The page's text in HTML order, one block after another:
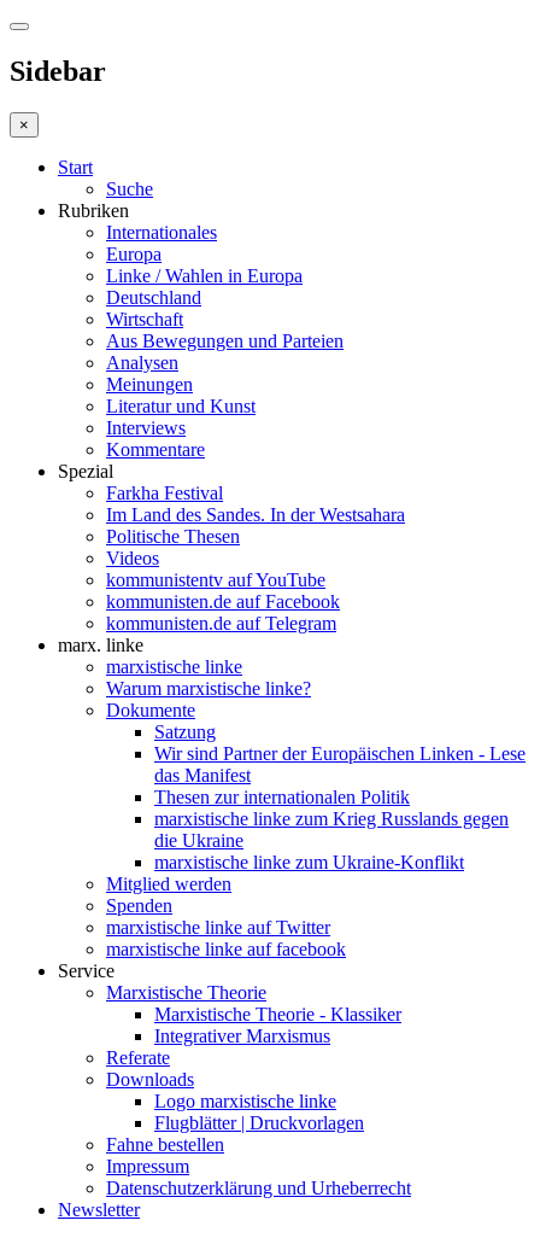
Sidebar
×
Start
Suche
Rubriken
Internationales
Europa
Linke / Wahlen in Europa
Deutschland
Wirtschaft
Aus Bewegungen und Parteien
Analysen
Meinungen
Literatur und Kunst
Interviews
Kommentare
Spezial
Farkha Festival
Im Land des Sandes. In der Westsahara
Politische Thesen
Videos
kommunistentv auf YouTube
kommunisten.de auf Facebook
kommunisten.de auf Telegram
marx. linke
marxistische linke
Warum marxistische linke?
Dokumente
Satzung
Wir sind Partner der Europäischen Linken - Lese
das Manifest
Thesen zur internationalen Politik
marxistische linke zum Krieg Russlands gegen
die Ukraine
marxistische linke zum Ukraine-Konflikt
Mitglied werden
Spenden
marxistische linke auf Twitter
marxistische linke auf facebook
Service
Marxistische Theorie
Marxistische Theorie - Klassiker
Integrativer Marxismus
Referate
Downloads
Logo marxistische linke
Flugblätter | Druckvorlagen
Fahne bestellen
Impressum
Datenschutzerklärung und Urheberrecht
Newsletter